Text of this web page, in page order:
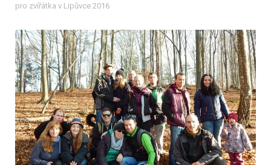
pro zvířátka v Lipůvce 2016